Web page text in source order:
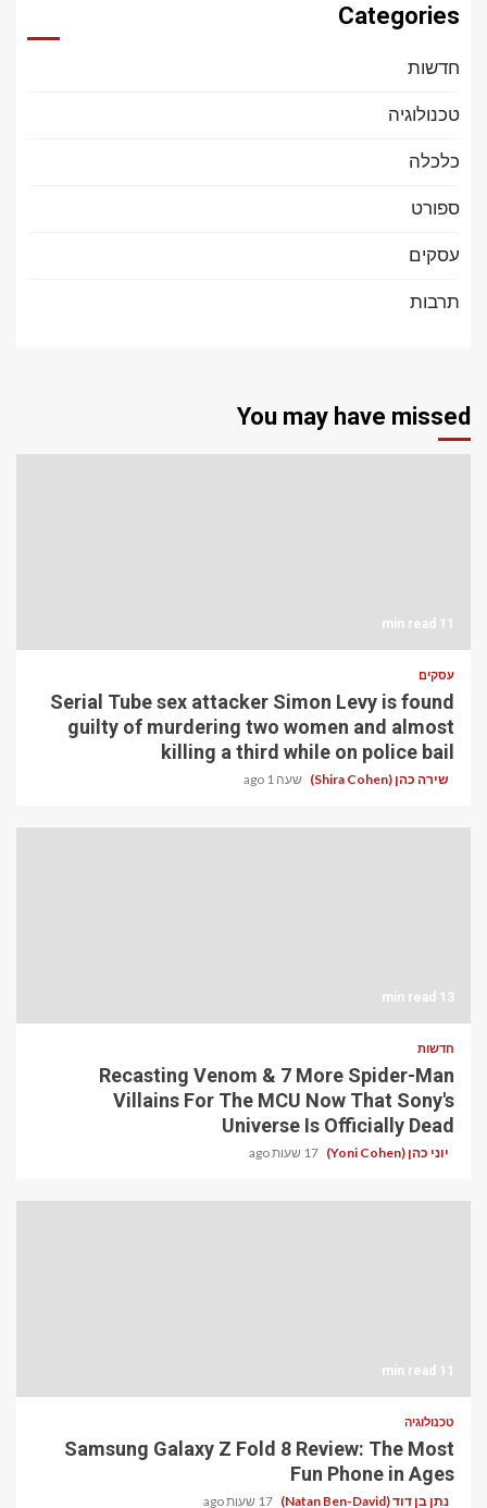
Categories
חדשות
טכנולוגיה
כלכלה
ספורט
עסקים
תרבות
You may have missed
11 min read
עסקים
Serial Tube sex attacker Simon Levy is found
guilty of murdering two women and almost
killing a third while on police bail
שירה כהן (Shira Cohen) שעה 1 ago
13 min read
חדשות
Recasting Venom & 7 More Spider-Man
Villains For The MCU Now That Sony's
Universe Is Officially Dead
יוני כהן (Yoni Cohen) 17 שעות ago
11 min read
טכנולוגיה
Samsung Galaxy Z Fold 8 Review: The Most
Fun Phone in Ages
נתן בן דוד (Natan Ben-David) 17 שעות ago